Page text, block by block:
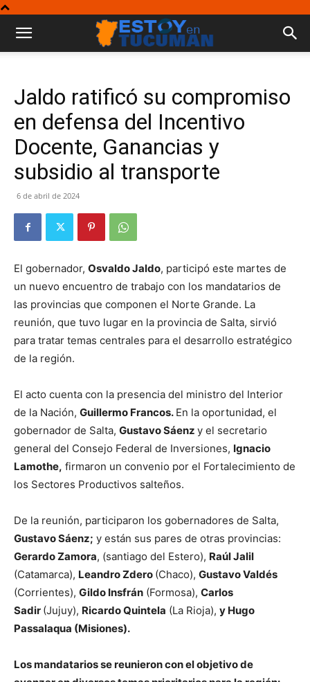
Jaldo ratificó su compromiso
en defensa del Incentivo
Docente, Ganancias y
subsidio al transporte
6 de abril de 2024
El gobernador, Osvaldo Jaldo, participó este martes de
un nuevo encuentro de trabajo con los mandatarios de
las provincias que componen el Norte Grande. La
reunión, que tuvo lugar en la provincia de Salta, sirvió
para tratar temas centrales para el desarrollo estratégico
de la región.
El acto cuenta con la presencia del ministro del Interior
de la Nación, Guillermo Francos. En la oportunidad, el
gobernador de Salta, Gustavo Sáenz y el secretario
general del Consejo Federal de Inversiones, Ignacio
Lamothe, firmaron un convenio por el Fortalecimiento de
los Sectores Productivos salteños.
De la reunión, participaron los gobernadores de Salta,
Gustavo Sáenz; y están sus pares de otras provincias:
Gerardo Zamora, (santiago del Estero), Raúl Jalil
(Catamarca), Leandro Zdero (Chaco), Gustavo Valdés
(Corrientes), Gildo Insfrán (Formosa), Carlos
Sadir (Jujuy), Ricardo Quintela (La Rioja), y Hugo
Passalaqua (Misiones).
Los mandatarios se reunieron con el objetivo de